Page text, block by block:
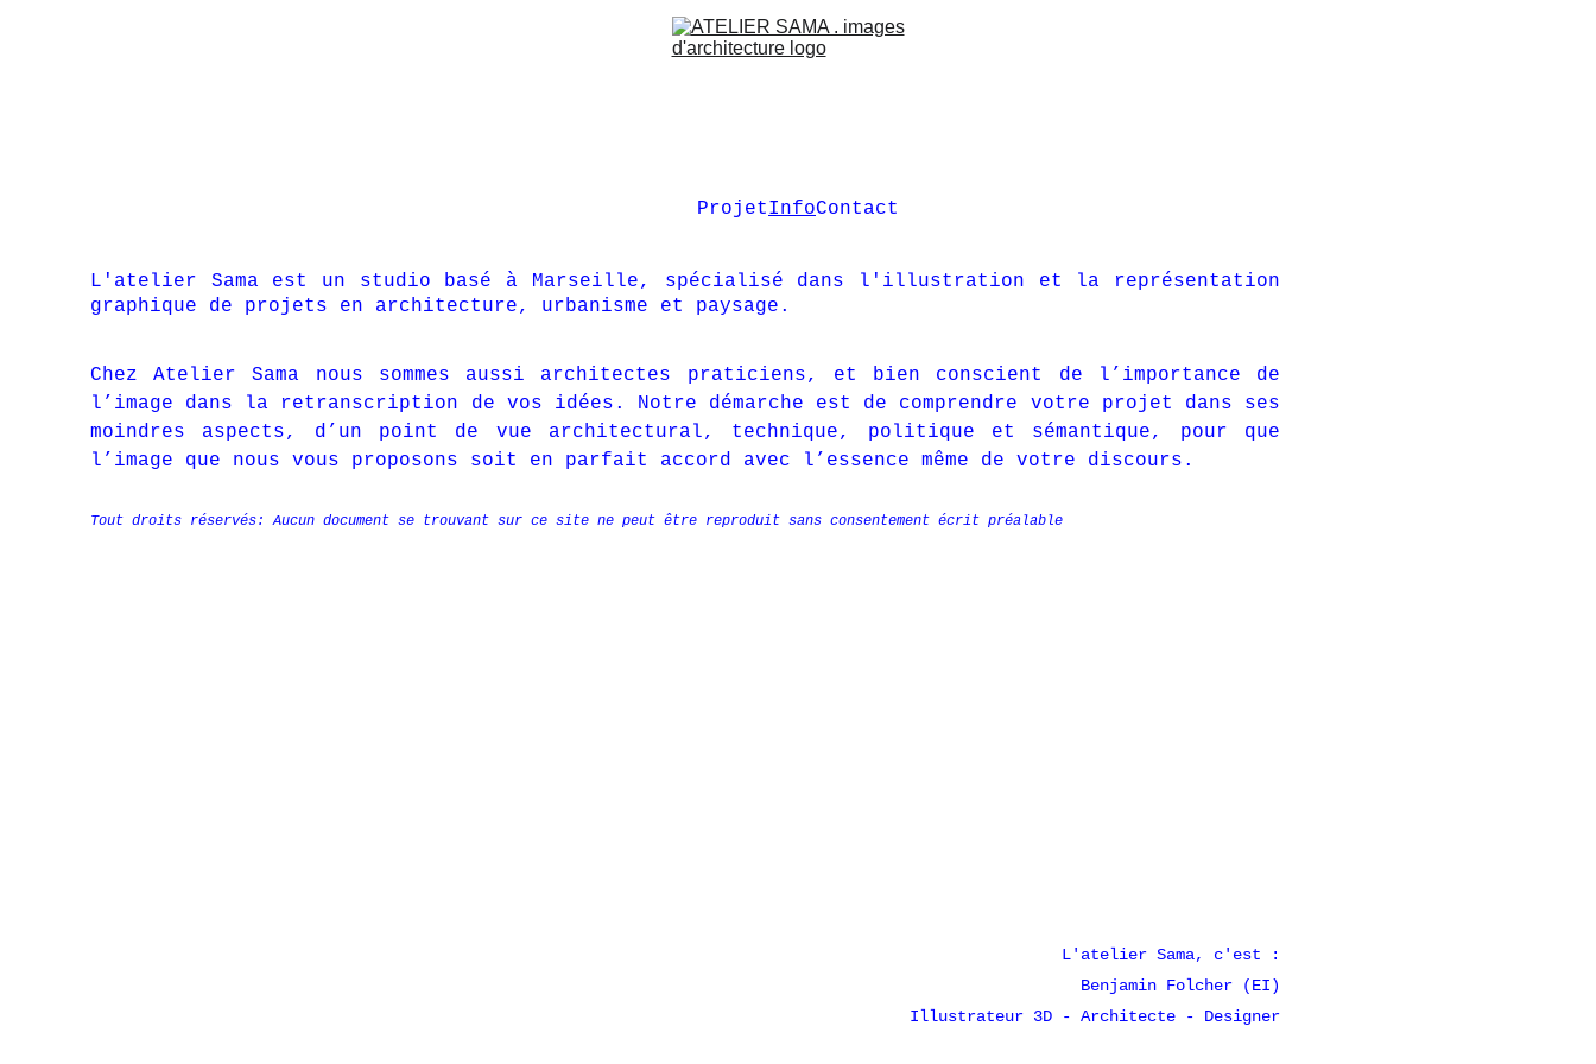
ProjetInfoContact
L'atelier Sama est un studio basé à Marseille, spécialisé dans l'illustration et la représentation
graphique de projets en architecture, urbanisme et paysage.
Chez Atelier Sama nous sommes aussi architectes praticiens, et bien conscient de l’importance de
l’image dans la retranscription de vos idées. Notre démarche est de comprendre votre projet dans ses
moindres aspects, d’un point de vue architectural, technique, politique et sémantique, pour que
l’image que nous vous proposons soit en parfait accord avec l’essence même de votre discours.
Tout droits réservés: Aucun document se trouvant sur ce site ne peut être reproduit sans consentement écrit préalable
L'atelier Sama, c'est :
Benjamin Folcher (EI)
Illustrateur 3D - Architecte - Designer